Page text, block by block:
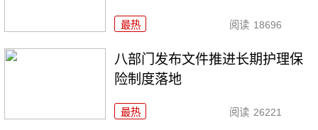
最热 阅读 18696
八部门发布文件推进长期护理保
险制度落地
最热 阅读 26221